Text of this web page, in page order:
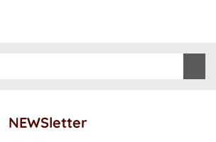
NEWSletter